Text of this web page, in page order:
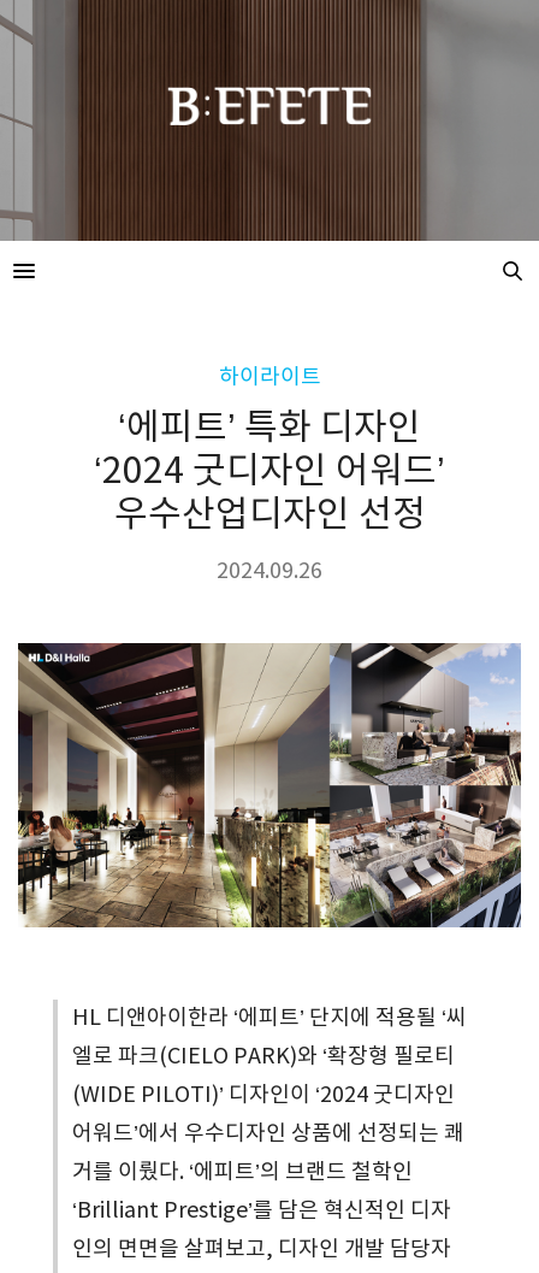
하이라이트
‘에피트’ 특화 디자인
‘2024 굿디자인 어워드’
우수산업디자인 선정
2024.09.26
HL 디앤아이한라 ‘에피트’ 단지에 적용될 ‘씨
엘로 파크(CIELO PARK)와 ‘확장형 필로티
(WIDE PILOTI)’ 디자인이 ‘2024 굿디자인
어워드’에서 우수디자인 상품에 선정되는 쾌
거를 이뤘다. ‘에피트’의 브랜드 철학인
‘Brilliant Prestige’를 담은 혁신적인 디자
인의 면면을 살펴보고, 디자인 개발 담당자